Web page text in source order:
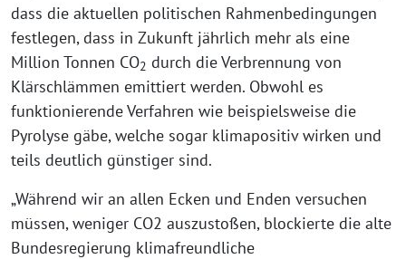
dass die aktuellen politischen Rahmenbedingungen
festlegen, dass in Zukunft jährlich mehr als eine
Million Tonnen CO2 durch die Verbrennung von
Klärschlämmen emittiert werden. Obwohl es
funktionierende Verfahren wie beispielsweise die
Pyrolyse gäbe, welche sogar klimapositiv wirken und
teils deutlich günstiger sind.
„Während wir an allen Ecken und Enden versuchen
müssen, weniger CO2 auszustoßen, blockierte die alte
Bundesregierung klimafreundliche